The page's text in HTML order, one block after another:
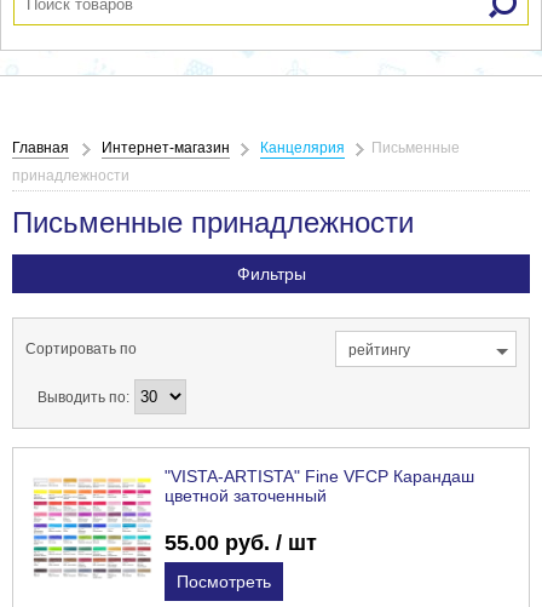
Главная Интернет-магазин Канцелярия
Письменные
принадлежности
Письменные принадлежности
Фильтры
Сортировать по рейтингу
Выводить по:
"VISTA-ARTISTA" Fine VFCP Карандаш
цветной заточенный
55.00 руб. / шт
Посмотреть